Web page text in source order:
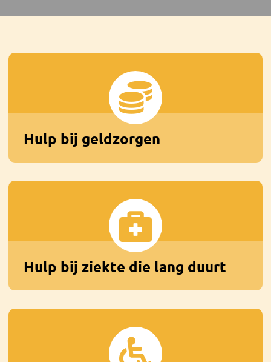
Hulp bij geldzorgen
Hulp bij ziekte die lang duurt